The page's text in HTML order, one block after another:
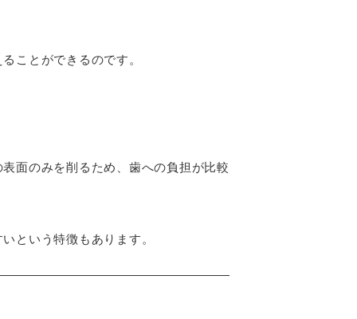
ことができるのです。
面のみを削るため、歯への負担が比較
という特徴もあります。